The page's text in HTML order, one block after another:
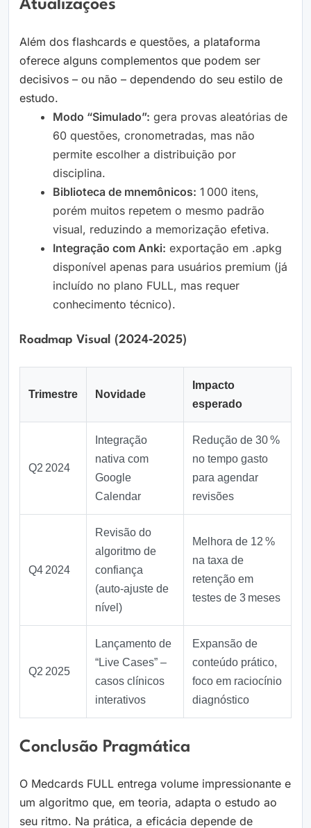
Atualizações
Além dos flashcards e questões, a plataforma
oferece alguns complementos que podem ser
decisivos – ou não – dependendo do seu estilo de
estudo.
Modo “Simulado”: gera provas aleatórias de
60 questões, cronometradas, mas não
permite escolher a distribuição por
disciplina.
Biblioteca de mnemônicos: 1 000 itens,
porém muitos repetem o mesmo padrão
visual, reduzindo a memorização efetiva.
Integração com Anki: exportação em .apkg
disponível apenas para usuários premium (já
incluído no plano FULL, mas requer
conhecimento técnico).
Roadmap Visual (2024‑2025)
Trimestre Novidade
Impacto
esperado
Q2 2024
Integração
nativa com
Google
Calendar
Redução de 30 %
no tempo gasto
para agendar
revisões
Q4 2024
Revisão do
algoritmo de
confiança
(auto‑ajuste de
nível)
Melhora de 12 %
na taxa de
retenção em
testes de 3 meses
Q2 2025
Lançamento de
“Live Cases” –
casos clínicos
interativos
Expansão de
conteúdo prático,
foco em raciocínio
diagnóstico
Conclusão Pragmática
O Medcards FULL entrega volume impressionante e
um algoritmo que, em teoria, adapta o estudo ao
seu ritmo. Na prática, a eficácia depende de